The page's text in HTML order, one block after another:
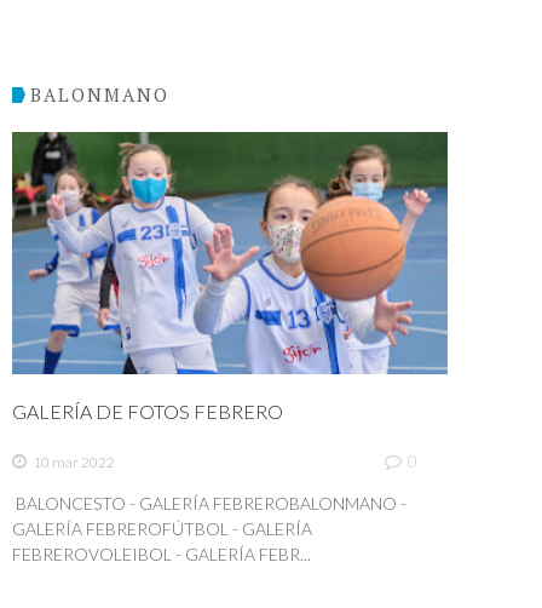
BALONMANO
GALERÍA DE FOTOS FEBRERO
10 mar 2022 0
BALONCESTO - GALERÍA FEBREROBALONMANO -
GALERÍA FEBREROFÚTBOL - GALERÍA
FEBREROVOLEIBOL - GALERÍA FEBR...